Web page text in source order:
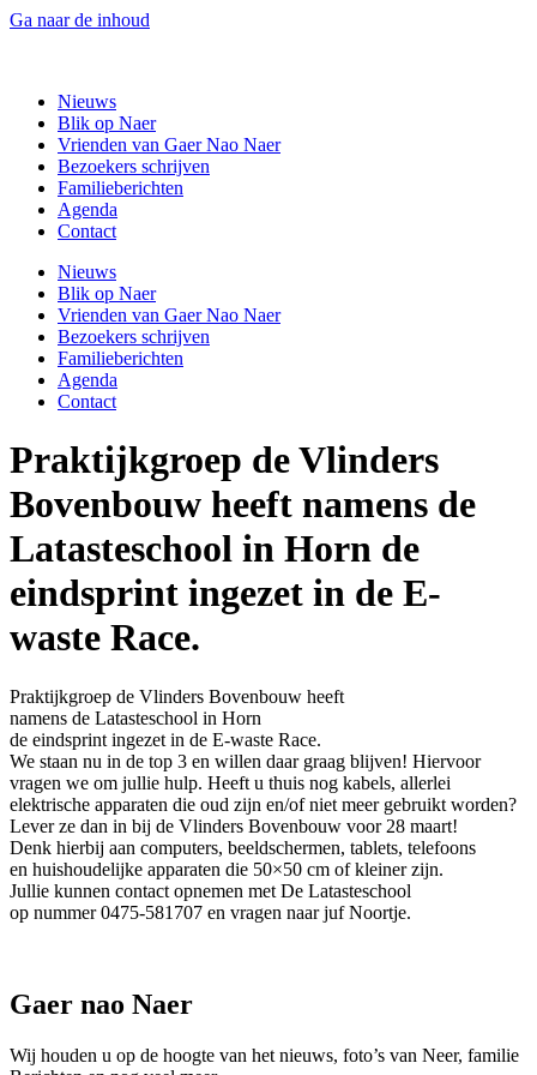
Ga naar de inhoud
Nieuws
Blik op Naer
Vrienden van Gaer Nao Naer
Bezoekers schrijven
Familieberichten
Agenda
Contact
Nieuws
Blik op Naer
Vrienden van Gaer Nao Naer
Bezoekers schrijven
Familieberichten
Agenda
Contact
Praktijkgroep de Vlinders
Bovenbouw heeft namens de
Latasteschool in Horn de
eindsprint ingezet in de E-
waste Race.
Praktijkgroep de Vlinders Bovenbouw heeft
namens de Latasteschool in Horn
de eindsprint ingezet in de E-waste Race.
We staan nu in de top 3 en willen daar graag blijven! Hiervoor
vragen we om jullie hulp. Heeft u thuis nog kabels, allerlei
elektrische apparaten die oud zijn en/of niet meer gebruikt worden?
Lever ze dan in bij de Vlinders Bovenbouw voor 28 maart!
Denk hierbij aan computers, beeldschermen, tablets, telefoons
en huishoudelijke apparaten die 50×50 cm of kleiner zijn.
Jullie kunnen contact opnemen met De Latasteschool
op nummer0475-581707 en vragen naarjuf Noortje.
Gaer nao Naer
Wij houden u op de hoogte van het nieuws, foto’s van Neer, familie